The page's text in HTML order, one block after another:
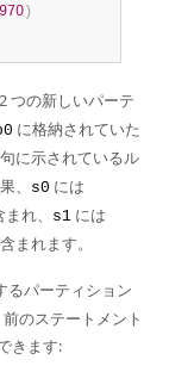
)
つの新しいパーテ
に格納されていた
句に示されているル
、
s0 には
れ、 s1 には
まれます。
るパーティション
のステートメント
きます: